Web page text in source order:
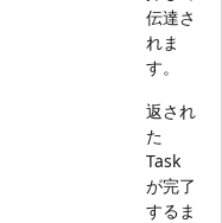
伝達さ
れま
す。
返され
た
Task
が完了
するま